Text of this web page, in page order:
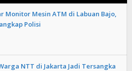
Monitor Mesin ATM di Labuan Bajo,
Polisi
NTT di Jakarta Jadi Tersangka